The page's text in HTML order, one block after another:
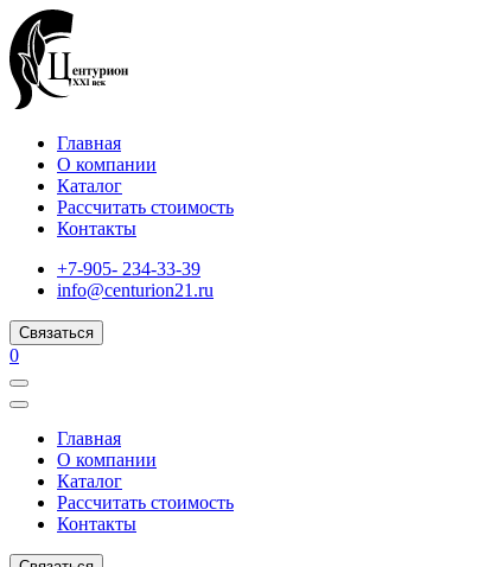
Главная
О компании
Каталог
Рассчитать стоимость
Контакты
+7-905- 234-33-39
info@centurion21.ru
Связаться
0
Главная
О компании
Каталог
Рассчитать стоимость
Контакты